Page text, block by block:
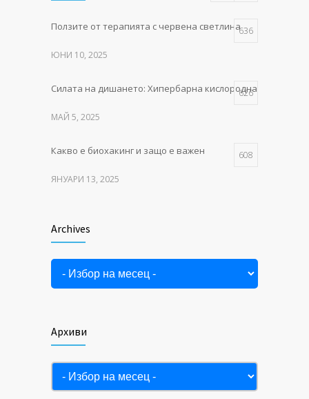
Как тялото се изцелява само –
491
ФЕВРУАРИ 10, 2025
Ползите от терапията с червена светлина636
ЮНИ 10, 2025
Силата на дишането: Хипербарна кислородна терапия в
626
МАЙ 5, 2025
Какво е биохакинг и защо е важен 608
ЯНУАРИ 13, 2025
светлина, която събужда клетките
Как тялото се изцелява само –
Archives
Archives
Архиви
Архиви